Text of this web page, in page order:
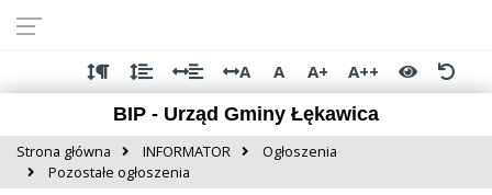
dostępności
głównej
treści
menu
stopki
A A A+
A++
BIP - Urząd Gminy Łękawica
Strona główna INFORMATOR
Ogłoszenia
Pozostałe ogłoszenia